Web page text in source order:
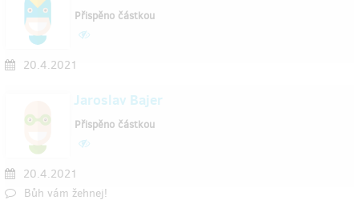
20.4.2021
Přispěno částkou
Jaroslav Bajer
20.4.2021
Bůh vám žehnej!
Přispěno částkou